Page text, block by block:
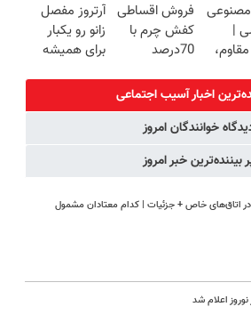
|
قسطی
◗پرسش‌نامه◖
برگردون
(40%off)
مصنوعی
|
فروش اقساطی
کفش چرم با
70درصد
آرتروز مفصل
زانو رو یکبار
برای همیشه
اخبار آسیب اجتماعی
خوانندگان امروز
بیننده‌ترین خبر امروز
اتاق‌های خاص + جزئیات | کدام معتادان مشمول
اعلام شد